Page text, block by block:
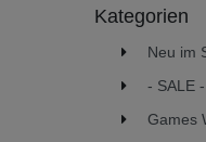
Epoche III:
1970
Epoche IV:
1990
Trix 1/87
N 1:160
Kategorien
Neu im
- SALE -
Games